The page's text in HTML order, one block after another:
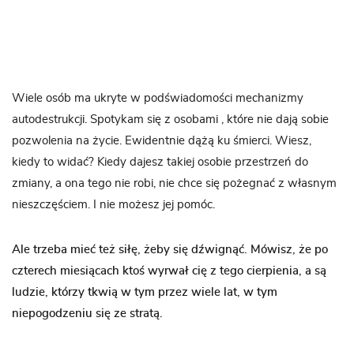
Wiele osób ma ukryte w podświadomości mechanizmy
autodestrukcji. Spotykam się z osobami , które nie dają sobie
pozwolenia na życie. Ewidentnie dążą ku śmierci. Wiesz,
kiedy to widać? Kiedy dajesz takiej osobie przestrzeń do
zmiany, a ona tego nie robi, nie chce się pożegnać z własnym
nieszczęściem. I nie możesz jej pomóc.
Ale trzeba mieć też siłę, żeby się dźwignąć. Mówisz, że po
czterech miesiącach ktoś wyrwał cię z tego cierpienia, a są
ludzie, którzy tkwią w tym przez wiele lat, w tym
niepogodzeniu się ze stratą.